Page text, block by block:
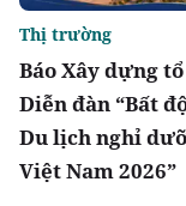
Báo Xây dựng
Diễn đàn “Bất
Du lịch nghỉ
Việt Nam 2026”
Thị trường